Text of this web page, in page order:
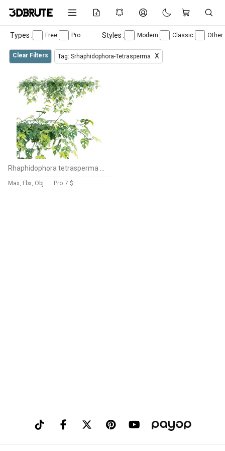
Types : Free Pro Styles : Modern Classic Other
Clear Filters Tag: Srhaphidophora-Tetrasperma X
Max, Fbx, Obj Pro 7 $